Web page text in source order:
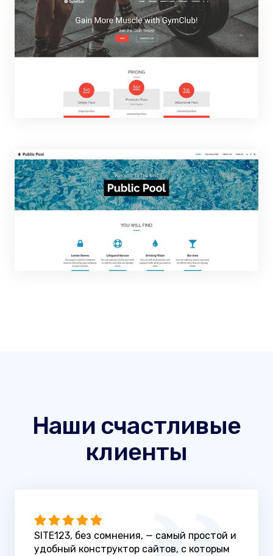
Наши счастливые
клиенты
SITE123, без сомнения, — самый простой и
удобный конструктор сайтов, с которым